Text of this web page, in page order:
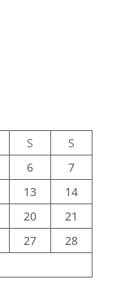
S
S
6
7
13
14
20
21
27
28